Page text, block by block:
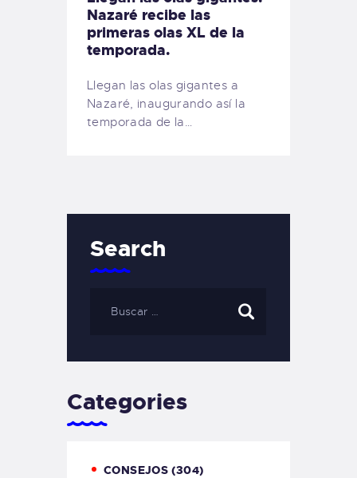
Nazaré recibe las
primeras olas XL de la
temporada.
Llegan las olas gigantes a
Nazaré, inaugurando así la
temporada de la…
Search
Categories
CONSEJOS (304)